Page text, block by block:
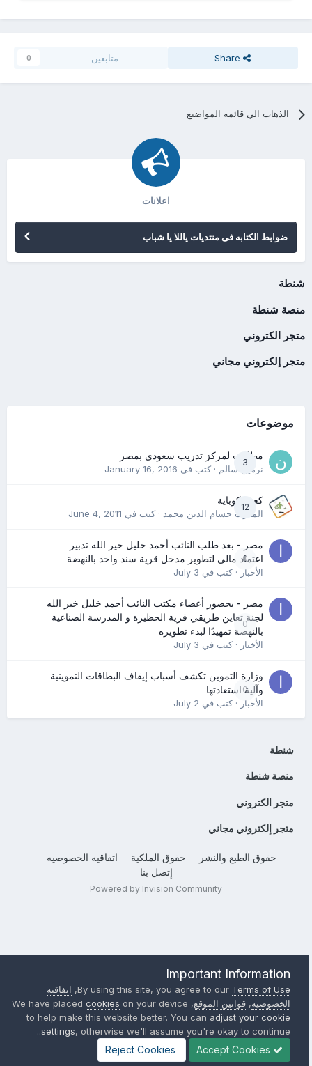
Share متابعين 0
الذهاب الي قائمه المواضيع
اعلانات
ضوابط الكتابه فى منتديات ياللا يا شباب
شنطة
منصة شنطة
متجر الكتروني
متجر إلكتروني مجاني
موضوعات
3
مطلوب لمركز تدريب سعودى بمصر
نرمين سالم· كتب في January 16, 2016
12
كعب كوباية
المدرب حسام الدين محمد· كتب في June 4, 2011
0
مصر - بعد طلب النائب أحمد خليل خير الله تدبير
اعتماد مالي لتطوير مدخل قرية سند واحد بالنهضة
الأخبار· كتب في July 3
0
مصر - بحضور أعضاء مكتب النائب أحمد خليل خير الله
لجنة تعاين طريقي قرية الحظيرة و المدرسة الصناعية
بالنهضة تمهيدًا لبدء تطويره
الأخبار· كتب في July 3
0
وزارة التموين تكشف أسباب إيقاف البطاقات التموينية
وآلية استعادتها
الأخبار· كتب في July 2
شنطة
منصة شنطة
متجر الكتروني
متجر إلكتروني مجاني
حقوق الطبع والنشر حقوق الملكية
اتفاقيه الخصوصيه
إتصل بنا
Powered by Invision Community
Important Information
By using this site, you agree to ourTerms of Use
, اتفاقيه
الخصوصيه, قوانين الموقع, We have placed
cookies on your device
to help make this website better. You canadjust your cookie
settings , otherwise we'll assume you're okay to continue..
Accept Cookies